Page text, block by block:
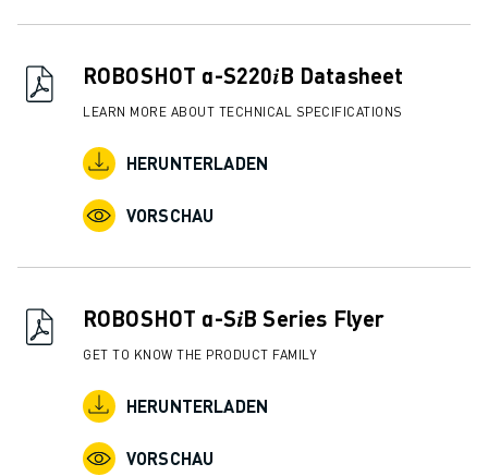
ROBOSHOT α-S220𝑖B Datasheet
LEARN MORE ABOUT TECHNICAL SPECIFICATIONS
HERUNTERLADEN
VORSCHAU
ROBOSHOT α-S𝑖B Series Flyer
GET TO KNOW THE PRODUCT FAMILY
HERUNTERLADEN
VORSCHAU